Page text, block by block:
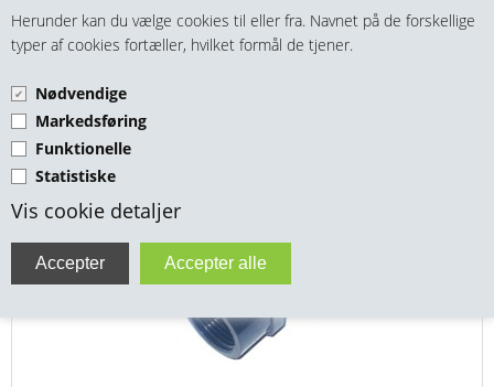
Herunder kan du vælge cookies til eller fra. Navnet på de forskellige
typer af cookies fortæller, hvilket formål de tjener.
Nødvendige
Markedsføring
Funktionelle
Statistiske
Vis cookie detaljer
HANER & VENTILER
SLANGER, KOBLINGER & TILBEHØR
RØR & TILBEHØR
TEKNIK & AUTOMATIK
VA FITTINGS & VENTILER
PVC MUFFE
PVC Muffe 3/8" Grå